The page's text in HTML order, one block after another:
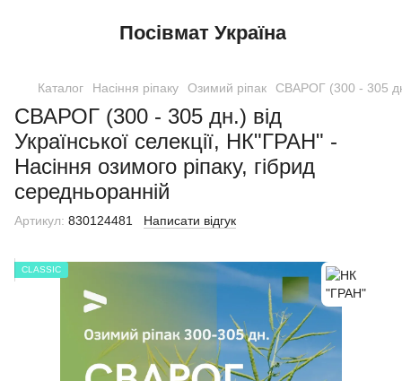
Посівмат Україна
Каталог Насіння ріпаку Озимий ріпак СВАРОГ (300 - 305
СВАРОГ (300 - 305 дн.) від
Української селекції, НК"ГРАН" -
Насіння озимого ріпаку, гібрид
середньоранній
Артикул: 830124481 Написати відгук
CLASSIC